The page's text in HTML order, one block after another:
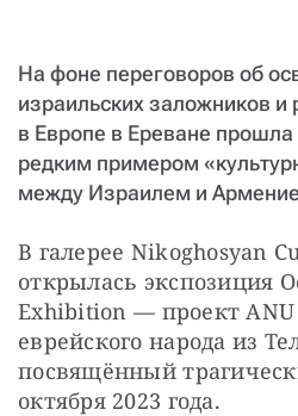
На фоне переговоров об
израильских заложников и
в Европе в Ереване
редким примером
между Израилем и
В галерее Nikoghosyan
открылась экспозиция
Exhibition — проект
еврейского народа из
посвящённый
октября 2023 года.